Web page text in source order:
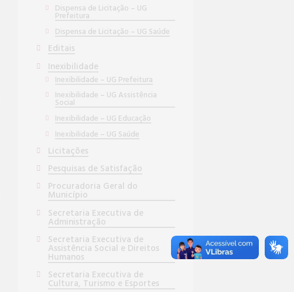
Dispensa de Licitação – UG
Prefeitura
Dispensa de Licitação – UG Saúde
Editais
Inexibilidade
Inexibilidade – UG Prefeitura
Inexibilidade – UG Assistência
Social
Inexibilidade – UG Educação
Inexibilidade – UG Saúde
Licitações
Pesquisas de Satisfação
Procuradoria Geral do
Município
Secretaria Executiva de
Administração
Secretaria Executiva de
Assistência Social e Direitos
Humanos
Secretaria Executiva de
Cultura, Turismo e Esportes